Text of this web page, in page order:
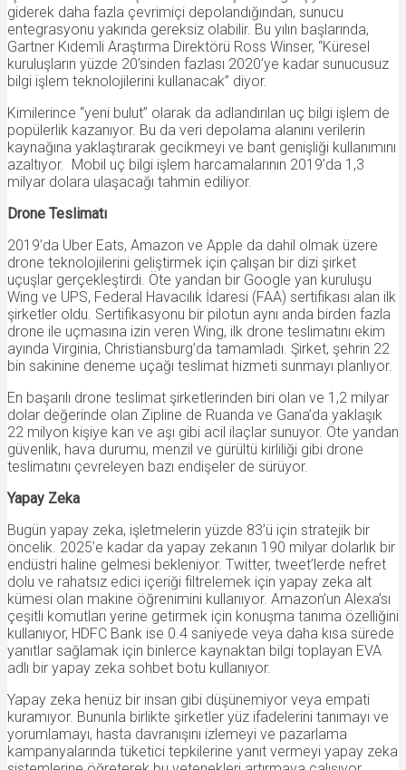
giderek daha fazla çevrimiçi depolandığından, sunucu
entegrasyonu yakında gereksiz olabilir. Bu yılın başlarında,
Gartner Kıdemli Araştırma Direktörü Ross Winser, “Küresel
kuruluşların yüzde 20’sinden fazlası 2020’ye kadar sunucusuz
bilgi işlem teknolojilerini kullanacak” diyor.
Kimilerince “yeni bulut” olarak da adlandırılan uç bilgi işlem de
popülerlik kazanıyor. Bu da veri depolama alanını verilerin
kaynağına yaklaştırarak gecikmeyi ve bant genişliği kullanımını
azaltıyor. Mobil uç bilgi işlem harcamalarının 2019’da 1,3
milyar dolara ulaşacağı tahmin ediliyor.
Drone Teslimatı
2019’da Uber Eats, Amazon ve Apple da dahil olmak üzere
drone teknolojilerini geliştirmek için çalışan bir dizi şirket
uçuşlar gerçekleştirdi. Öte yandan bir Google yan kuruluşu
Wing ve UPS, Federal Havacılık İdaresi (FAA) sertifikası alan ilk
şirketler oldu. Sertifikasyonu bir pilotun aynı anda birden fazla
drone ile uçmasına izin veren Wing, ilk drone teslimatını ekim
ayında Virginia, Christiansburg’da tamamladı. Şirket, şehrin 22
bin sakinine deneme uçağı teslimat hizmeti sunmayı planlıyor.
En başarılı drone teslimat şirketlerinden biri olan ve 1,2 milyar
dolar değerinde olan Zipline de Ruanda ve Gana’da yaklaşık
22 milyon kişiye kan ve aşı gibi acil ilaçlar sunuyor. Öte yandan
güvenlik, hava durumu, menzil ve gürültü kirliliği gibi drone
teslimatını çevreleyen bazı endişeler de sürüyor.
Yapay Zeka
Bugün yapay zeka, işletmelerin yüzde 83’ü için stratejik bir
öncelik. 2025’e kadar da yapay zekanın 190 milyar dolarlık bir
endüstri haline gelmesi bekleniyor. Twitter, tweet’lerde nefret
dolu ve rahatsız edici içeriği filtrelemek için yapay zeka alt
kümesi olan makine öğrenimini kullanıyor. Amazon’un Alexa’sı
çeşitli komutları yerine getirmek için konuşma tanıma özelliğini
kullanıyor, HDFC Bank ise 0.4 saniyede veya daha kısa sürede
yanıtlar sağlamak için binlerce kaynaktan bilgi toplayan EVA
adlı bir yapay zeka sohbet botu kullanıyor.
Yapay zeka henüz bir insan gibi düşünemiyor veya empati
kuramıyor. Bununla birlikte şirketler yüz ifadelerini tanımayı ve
yorumlamayı, hasta davranışını izlemeyi ve pazarlama
kampanyalarında tüketici tepkilerine yanıt vermeyi yapay zeka